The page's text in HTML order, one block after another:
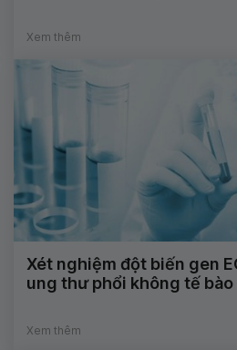
Xem thêm
Xét nghiệm đột biến gen
ung thư phổi không tế bào
Xem thêm